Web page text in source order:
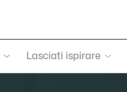
Lasciati ispirare